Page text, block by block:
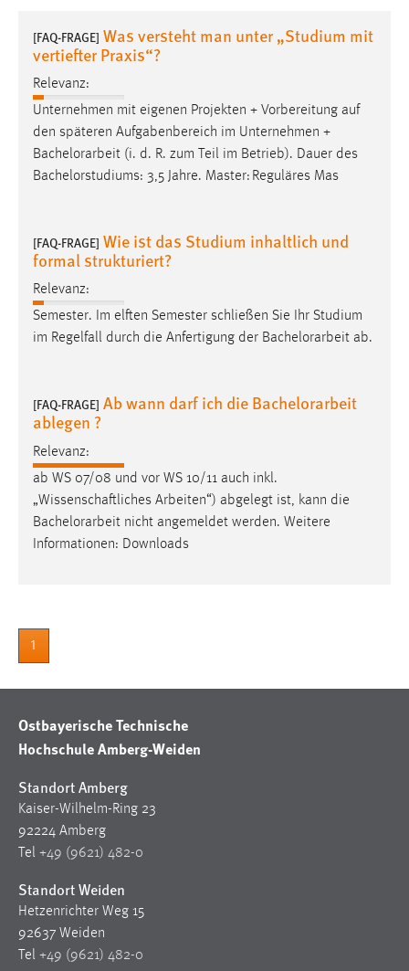
[FAQ-FRAGE] Was versteht man unter „Studium mit
vertiefter Praxis“?
Relevanz:
Unternehmen mit eigenen Projekten + Vorbereitung auf
den späteren Aufgabenbereich im Unternehmen +
Bachelorarbeit (i. d. R. zum Teil im Betrieb). Dauer des
Bachelorstudiums: 3,5 Jahre. Master: Reguläres Mas
[FAQ-FRAGE] Wie ist das Studium inhaltlich und
formal strukturiert?
Relevanz:
Semester. Im elften Semester schließen Sie Ihr Studium
im Regelfall durch die Anfertigung der Bachelorarbeit ab.
[FAQ-FRAGE] Ab wann darf ich die Bachelorarbeit
ablegen ?
Relevanz:
ab WS 07/08 und vor WS 10/11 auch inkl.
„Wissenschaftliches Arbeiten“) abgelegt ist, kann die
Bachelorarbeit nicht angemeldet werden. Weitere
Informationen: Downloads
1
Ostbayerische Technische
Hochschule Amberg-Weiden
Standort Amberg
Kaiser-Wilhelm-Ring 23
92224 Amberg
Tel +49 (9621) 482-0
Standort Weiden
Hetzenrichter Weg 15
92637 Weiden
Tel +49 (9621) 482-0
Name:
staticfilecache
Zweck:
Für performante Seitenauslieferung wird in diesem Cookie
Sprachpräferenz
Name:
site-language-preference
Zweck:
Cookie Laufzeit:
30 Tage
Chat
Name:
MibewSessionID, MIBEW_UserID, mibew_locale, mibew-
chat-frame-style-5e9dbeb1811c0446
Jahre, MIBEW_UserID = 1 Jahr
Login
Name:
fe_user, be_user, be_lastLoginProvider
Zweck:
Dieser Cookie ist notwendig um sich an der Website
Cookie Laufzeit:
24 Stunden